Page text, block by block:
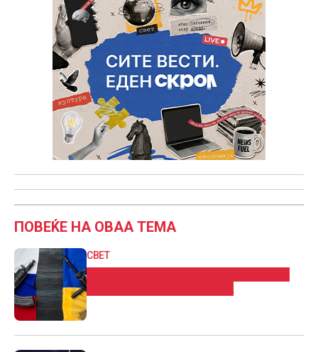
ПОВЕЌЕ НА ОВАА ТЕМА
СВЕТ
руски напади врз Украина